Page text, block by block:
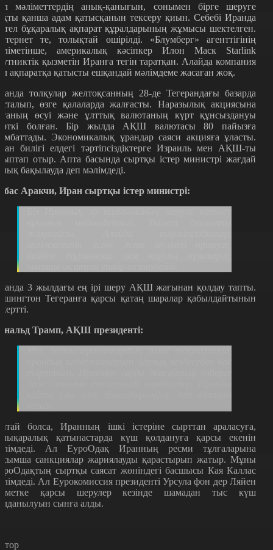
мәліметтердің анық-қанығын, сонымен бірге шеруге
қанша адам қатысқанын тексеру қиын. Себебі Иранда
бұқаралық ақпарат құралдарының жұмысы шектелген.
те, толықтай өшірілді. «Блумберг» агенттігінің
америкалық кәсіпкер Илон Маск Starlink
қызметін Иранға тегін таратқан. Алайда компания
ақпаратқа қатысты ешқандай мәлімдеме жасаған жоқ.
толқулар желтоқсанның 28-де Тегерандағы базарда
өзге қалаларда жалғасты. Наразылық акциясына
өсуі және ұлттық валютаның күрт құнсыздануы
болған. Бір жылда АҚШ валютасы 80 пайызға
Экономикалық ұрандар саяси акцияға ұласты.
билігі елдегі тәртіпсіздіктерге Израиль мен АҚШ-ты
отыр. Апта басында сыртқы істер министрі жағдай
бақылауда деп мәлімдеді.
Аракчи, Иран сыртқы істер министрі:
3 жылдағы ең ірі шеру АҚШ жағынан қолдау тапты.
Тегеранға қарсы қатаң шаралар қабылдайтынын
Трамп, АҚШ президенті:
болса, Иранның ішкі істеріне сырттан араласуға,
қатынастарда күш қолдануға қарсы екенін
Ал ЕуроОдақ Иранның ресми тұлғаларына
санкциялар жариялауды қарастырып жатыр. Мұны
сыртқы саясат жөніндегі басшысы Кая Каллас
Ал Еурокомиссия президенті Урсула фон дер Ляйен
қарсы шерулер кезінде шамадан тыс күш
сынға алды.